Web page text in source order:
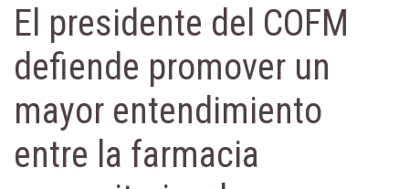
El presidente del COFM
defiende promover un
mayor entendimiento
entre la farmacia